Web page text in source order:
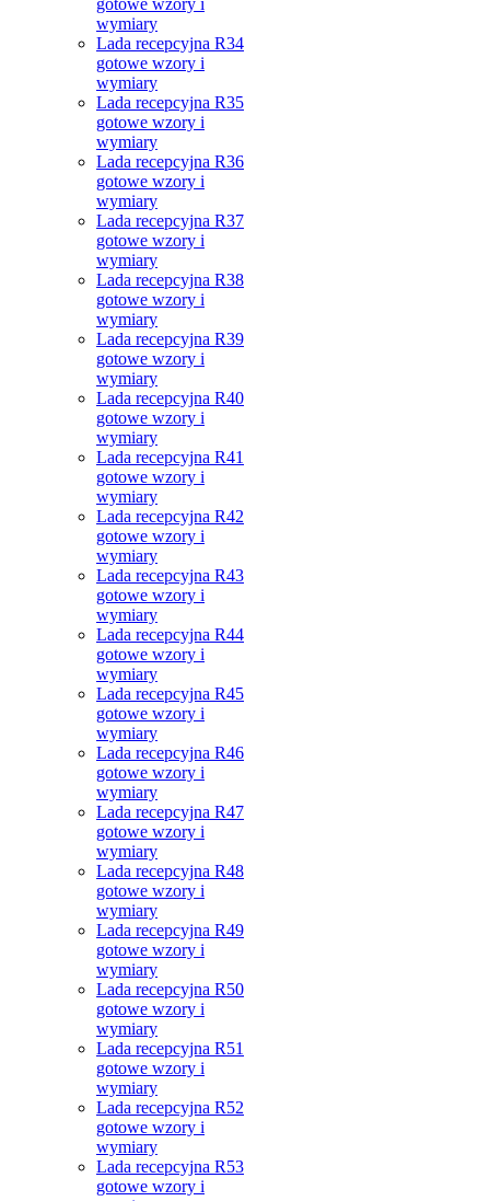
gotowe wzory i
wymiary
Lada recepcyjna R34
gotowe wzory i
wymiary
Lada recepcyjna R35
gotowe wzory i
wymiary
Lada recepcyjna R36
gotowe wzory i
wymiary
Lada recepcyjna R37
gotowe wzory i
wymiary
Lada recepcyjna R38
gotowe wzory i
wymiary
Lada recepcyjna R39
gotowe wzory i
wymiary
Lada recepcyjna R40
gotowe wzory i
wymiary
Lada recepcyjna R41
gotowe wzory i
wymiary
Lada recepcyjna R42
gotowe wzory i
wymiary
Lada recepcyjna R43
gotowe wzory i
wymiary
Lada recepcyjna R44
gotowe wzory i
wymiary
Lada recepcyjna R45
gotowe wzory i
wymiary
Lada recepcyjna R46
gotowe wzory i
wymiary
Lada recepcyjna R47
gotowe wzory i
wymiary
Lada recepcyjna R48
gotowe wzory i
wymiary
Lada recepcyjna R49
gotowe wzory i
wymiary
Lada recepcyjna R50
gotowe wzory i
wymiary
Lada recepcyjna R51
gotowe wzory i
wymiary
Lada recepcyjna R52
gotowe wzory i
wymiary
Lada recepcyjna R53
gotowe wzory i